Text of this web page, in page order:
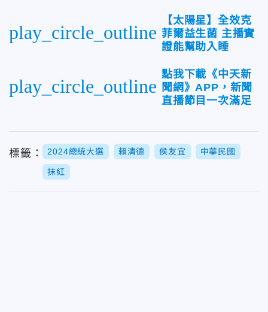
play_circle_outline
【太陽星】全效克
菲爾益生菌 主播實
證能幫助入睡
play_circle_outline
點我下載《中天新
聞網》APP，新聞
直播節目一次滿足
標籤： 2024總統大選 賴清德 侯友宜 中華民國
抹紅